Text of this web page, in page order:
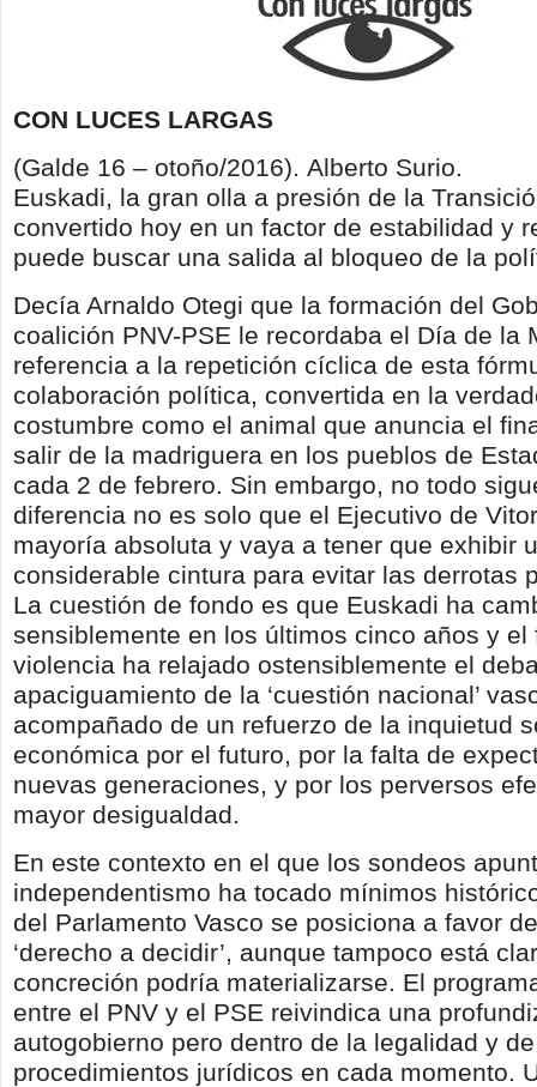
CON LUCES LARGAS
(Galde 16 – otoño/2016). Alberto Surio.
Euskadi, la gran olla a presión de la
convertido hoy en un factor de estabilidad y
puede buscar una salida al bloqueo de la
Decía Arnaldo Otegi que la formación del
coalición PNV-PSE le recordaba el Día de la
referencia a la repetición cíclica de esta
colaboración política, convertida en la
costumbre como el animal que anuncia el
salir de la madriguera en los pueblos de
cada 2 de febrero. Sin embargo, no todo
diferencia no es solo que el Ejecutivo de
mayoría absoluta y vaya a tener que exhibir
considerable cintura para evitar las derrotas
La cuestión de fondo es que Euskadi ha
sensiblemente en los últimos cinco años y el
violencia ha relajado ostensiblemente el
apaciguamiento de la ‘cuestión nacional’
acompañado de un refuerzo de la inquietud
económica por el futuro, por la falta de
nuevas generaciones, y por los perversos
mayor desigualdad.
En este contexto en el que los sondeos
independentismo ha tocado mínimos
del Parlamento Vasco se posiciona a favor
‘derecho a decidir’, aunque tampoco está
concreción podría materializarse. El
entre el PNV y el PSE reivindica una
autogobierno pero dentro de la legalidad y
procedimientos jurídicos en cada momento.